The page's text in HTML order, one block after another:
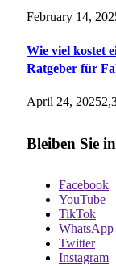
February 14,
Wie viel kostet
Ratgeber für
April 24, 2025
Bleiben Sie
Facebook
YouTube
TikTok
WhatsApp
Twitter
Instagram